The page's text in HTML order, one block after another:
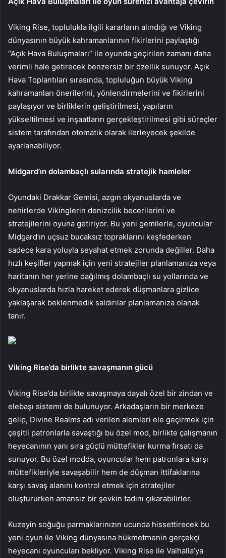
Viking Rise, toplulukla ilgili kararların alındığı ve Viking
dünyasının büyük kahramanlarının fikirlerini paylaştığı
“Açık Hava Buluşmaları” ile oyunda geçirilen zamanı daha
verimli hale getirecek benzersiz bir özellik sunuyor. Açık
Hava Toplantıları sırasında, topluluğun büyük Viking
kahramanları önerilerini, yönlendirmelerini ve fikirlerini
paylaşıyor ve birliklerin geliştirilmesi, yapıların
yükseltilmesi ve inşaatların gerçekleştirilmesi gibi süreçler
sistem tarafından otomatik olarak ilerleyecek şekilde
ayarlanabiliyor.
Midgard’ın dolambaçlı sularında stratejik hamleler
Oyundaki Drakkar Gemisi, azgın okyanuslarda ve
nehirlerde Vikinglerin denizcilik becerilerini ve
stratejilerini oyuna getiriyor. Bu yeni gemilerle, oyuncular
Midgard’ın uçsuz bucaksız topraklarını keşfederken
sadece kara yoluyla seyahat etmek zorunda değiller. Daha
hızlı keşifler yapmak için yeni stratejiler planlamanıza veya
haritanın her yerine dağılmış dolambaçlı su yollarında ve
okyanuslarda hızla hareket ederek düşmanlara gizlice
yaklaşarak beklenmedik saldırılar planlamanıza olanak
tanır.
Viking Rise’da birlikte savaşmanın gücü
Viking Rise’da birlikte savaşmaya dayalı özel bir zindan ve
elebaşı sistemi de bulunuyor. Arkadaşların bir merkeze
gelip, Divine Realms adı verilen alemleri ele geçirmek için
çeşitli patronlarla savaştığı bu özel mod, birlikte çalışmanın
heyecanının yanı sıra güçlü müttefikler kurma fırsatı da
sunuyor. Bu özel modda, oyuncular hem patronlara karşı
müttefikleriyle savaşabilir hem de düşman ittifaklarına
karşı savaş alanını kontrol etmek için stratejiler
oluştururken amansız bir şevkin tadını çıkarabilirler.
Kuzeyin soğuğu parmaklarınızın ucunda hissettirecek bu
yeni oyun ile Viking dünyasına hükmetmenin gerçekçi
heyecanı oyuncuları bekliyor. Viking Rise ile Valhalla’ya